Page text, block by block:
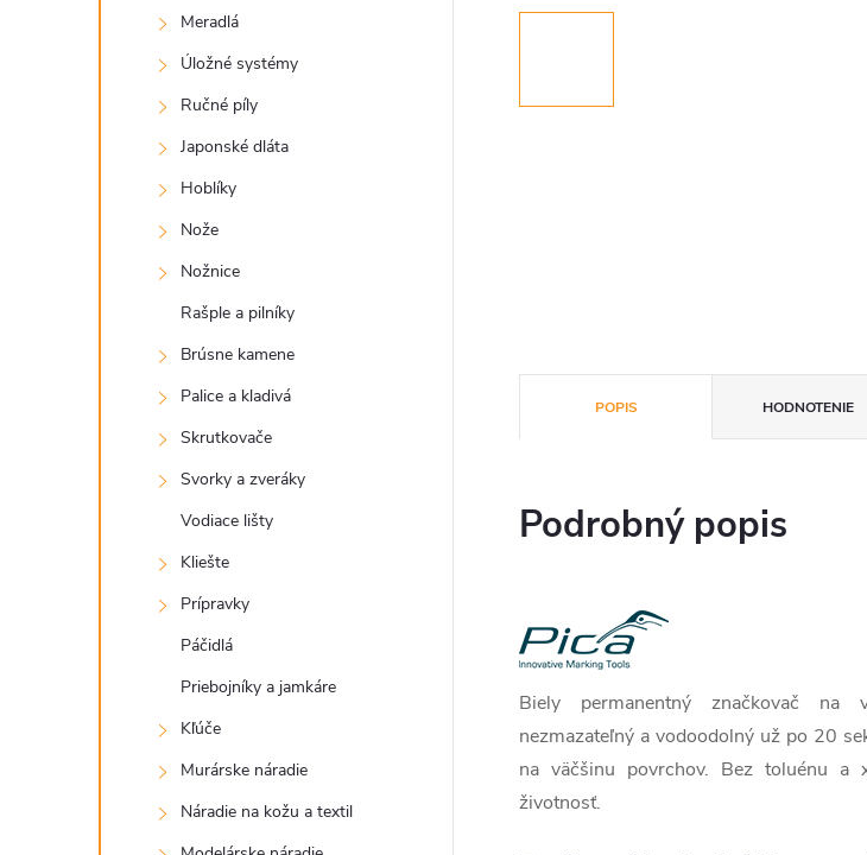
Meradlá
Úložné systémy
Ručné píly
Japonské dláta
Hoblíky
Nože
Nožnice
Rašple a pilníky
Brúsne kamene
Palice a kladivá
Skrutkovače
Svorky a zveráky
Vodiace lišty
Kliešte
Prípravky
Páčidlá
Priebojníky a jamkáre
Kľúče
Murárske náradie
Náradie na kožu a textil
POPIS HODNOTENIE
Podrobný popis
Biely permanentný značkovač na
nezmazateľný a vodoodolný už po 20
na väčšinu povrchov. Bez toluénu a
životnosť.